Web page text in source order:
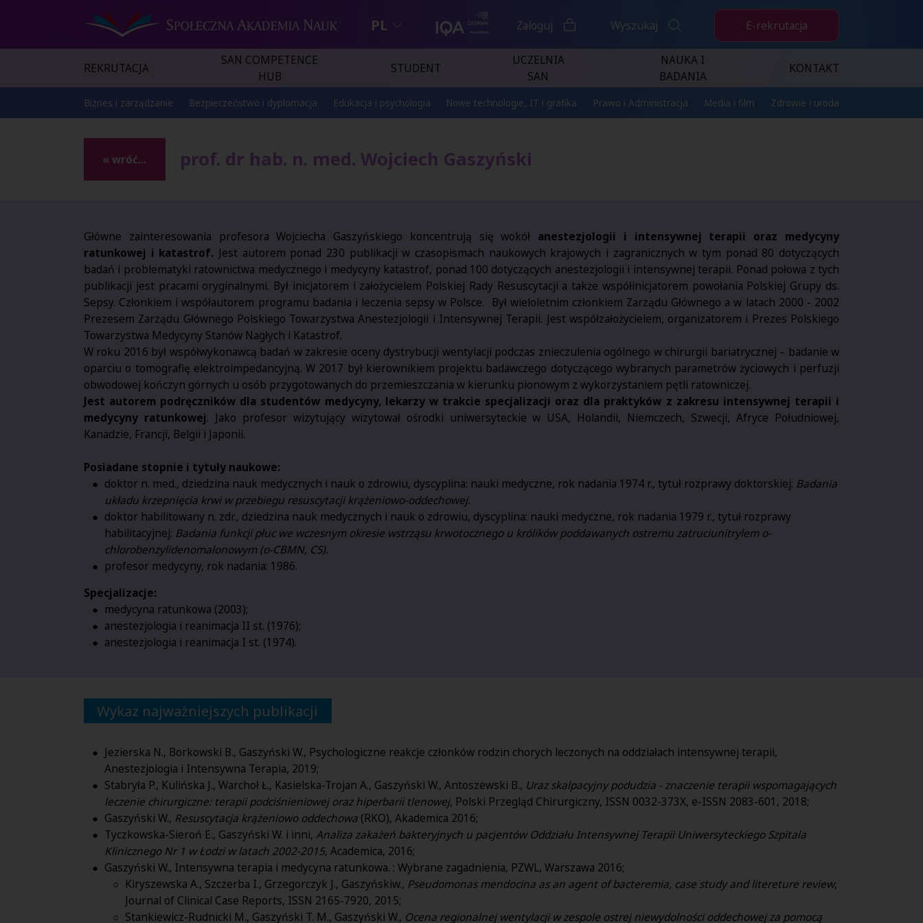
PL Zaloguj Wyszukaj E-rekrutacja
REKRUTACJA
SAN COMPETENCE
HUB
STUDENT
UCZELNIA
SAN
NAUKA I
BADANIA
KONTAKT
Biznes i zarządzanie Bezpieczeństwo i dyplomacja Edukacja i psychologia Nowe technologie, IT i grafika Prawo i Administracja Media i film Zdrowie i uroda
« wróć... prof. dr hab. n. med. Wojciech Gaszyński
Główne zainteresowania profesora Wojciecha Gaszyńskiego koncentrują się wokół anestezjologii i intensywnej terapii oraz medycyny
ratunkowej i katastrof. Jest autorem ponad 230 publikacji w czasopismach naukowych krajowych i zagranicznych w tym ponad 80 dotyczących
badań i problematyki ratownictwa medycznego i medycyny katastrof, ponad 100 dotyczących anestezjologii i intensywnej terapii. Ponad połowa z tych
publikacji jest pracami oryginalnymi. Był inicjatorem i założycielem Polskiej Rady Resuscytacji a także współinicjatorem powołania Polskiej Grupy ds.
Sepsy. Członkiem i współautorem programu badania i leczenia sepsy w Polsce. Był wieloletnim członkiem Zarządu Głównego a w latach 2000 - 2002
Prezesem Zarządu Głównego Polskiego Towarzystwa Anestezjologii i Intensywnej Terapii. Jest współzałożycielem, organizatorem i Prezes Polskiego
Towarzystwa Medycyny Stanów Nagłych i Katastrof.
W roku 2016 był współwykonawcą badań w zakresie oceny dystrybucji wentylacji podczas znieczulenia ogólnego w chirurgii bariatrycznej – badanie w
oparciu o tomografię elektroimpedancyjną. W 2017 był kierownikiem projektu badawczego dotyczącego wybranych parametrów życiowych i perfuzji
obwodowej kończyn górnych u osób przygotowanych do przemieszczania w kierunku pionowym z wykorzystaniem pętli ratowniczej.
Jest autorem podręczników dla studentów medycyny, lekarzy w trakcie specjalizacji oraz dla praktyków z zakresu intensywnej terapii i
medycyny ratunkowej. Jako profesor wizytujący wizytował ośrodki uniwersyteckie w USA, Holandii, Niemczech, Szwecji, Afryce Południowej,
Kanadzie, Francji, Belgii i Japonii.
Posiadane stopnie i tytuły naukowe:
doktor n. med., dziedzina nauk medycznych i nauk o zdrowiu, dyscyplina: nauki medyczne, rok nadania 1974 r., tytuł rozprawy doktorskiej: Badania
układu krzepnięcia krwi w przebiegu resuscytacji krążeniowo-oddechowej.
doktor habilitowany n. zdr., dziedzina nauk medycznych i nauk o zdrowiu, dyscyplina: nauki medyczne, rok nadania 1979 r., tytuł rozprawy
habilitacyjnej: Badania funkcji płuc we wczesnym okresie wstrząsu krwotocznego u królików poddawanych ostremu zatruciunitrylem o-
chlorobenzylidenomalonowym (o-CBMN, CS).
profesor medycyny, rok nadania: 1986.
Specjalizacje:
medycyna ratunkowa (2003);
anestezjologia i reanimacja II st. (1976);
anestezjologia i reanimacja I st. (1974).
Wykaz najważniejszych publikacji
Jezierska N., Borkowski B., Gaszyński W., Psychologiczne reakcje członków rodzin chorych leczonych na oddziałach intensywnej terapii,
Anestezjologia i Intensywna Terapia, 2019;
Stabryła P., Kulińska J., Warchoł Ł., Kasielska-Trojan A., Gaszyński W., Antoszewski B., Uraz skalpacyjny podudzia - znaczenie terapii wspomagających
leczenie chirurgiczne: terapii podciśnieniowej oraz hiperbarii tlenowej, Polski Przegląd Chirurgiczny, ISSN 0032-373X, e-ISSN 2083-601, 2018;
Gaszyński W., Resuscytacja krążeniowo oddechowa (RKO), Akademica 2016;
Tyczkowska-Sieroń E., Gaszyński W. i inni, Analiza zakażeń bakteryjnych u pacjentów Oddziału Intensywnej Terapii Uniwersyteckiego Szpitala
Klinicznego Nr 1 w Łodzi w latach 2002-2015, Academica, 2016;
Gaszyński W., Intensywna terapia i medycyna ratunkowa. : Wybrane zagadnienia, PZWL, Warszawa 2016;
Kiryszewska A., Szczerba I., Grzegorczyk J., Gaszyńskiw., Pseudomonas mendocina as an agent of bacteremia, case study and litereture review,
Journal of Clinical Case Reports, ISSN 2165-7920, 2015;
Stankiewicz-Rudnicki M., Gaszyński T. M., Gaszyński W., Ocena regionalnej wentylacji w zespole ostrej niewydolności oddechowej za pomocą